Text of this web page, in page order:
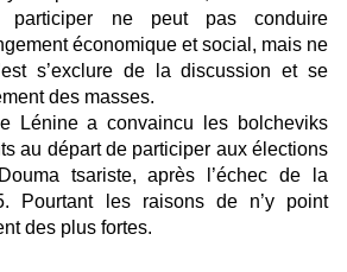
participer ne peut pas conduire
économique et social, mais ne
s’exclure de la discussion et se
des masses.
Lénine a convaincu les bolcheviks
au départ de participer aux élections
tsariste, après l’échec de la
Pourtant les raisons de n’y point
des plus fortes.